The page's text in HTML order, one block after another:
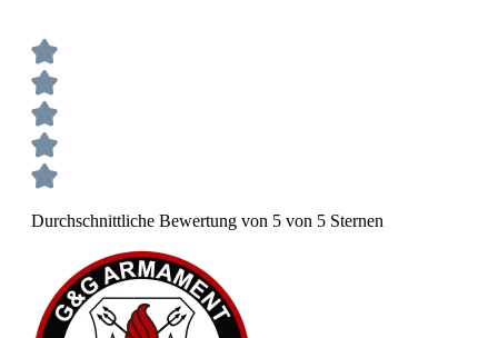
Durchschnittliche Bewertung von 5 von 5 Sternen